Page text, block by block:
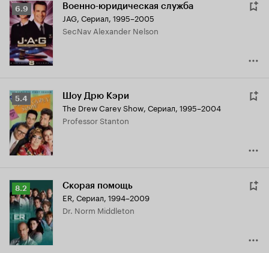
Рейтинг
Кинопоиска
6.9 Военно-юридическая служба
JAG, Сериал, 1995–2005
SecNav Alexander Nelson
Рейтинг
Кинопоиска
5.4
5.4 Шоу Дрю Кэри
The Drew Carey Show, Сериал, 1995–2004
Professor Stanton
Рейтинг
Кинопоиска
8.2
8.2 Скорая помощь
ER, Сериал, 1994–2009
Dr. Norm Middleton